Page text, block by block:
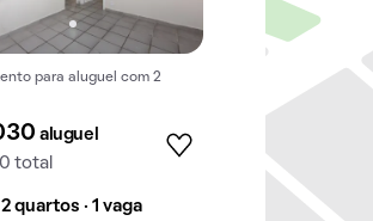
para aluguel com 2
aluguel
total
2 quartos · 1 vaga